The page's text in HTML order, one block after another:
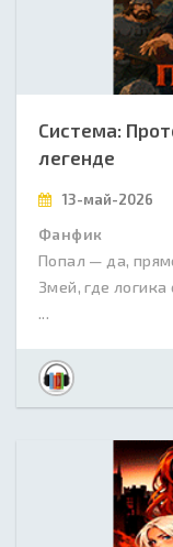
Система:
легенде
13-май-2026
Фанфик
Попал — да,
Змей, где
...